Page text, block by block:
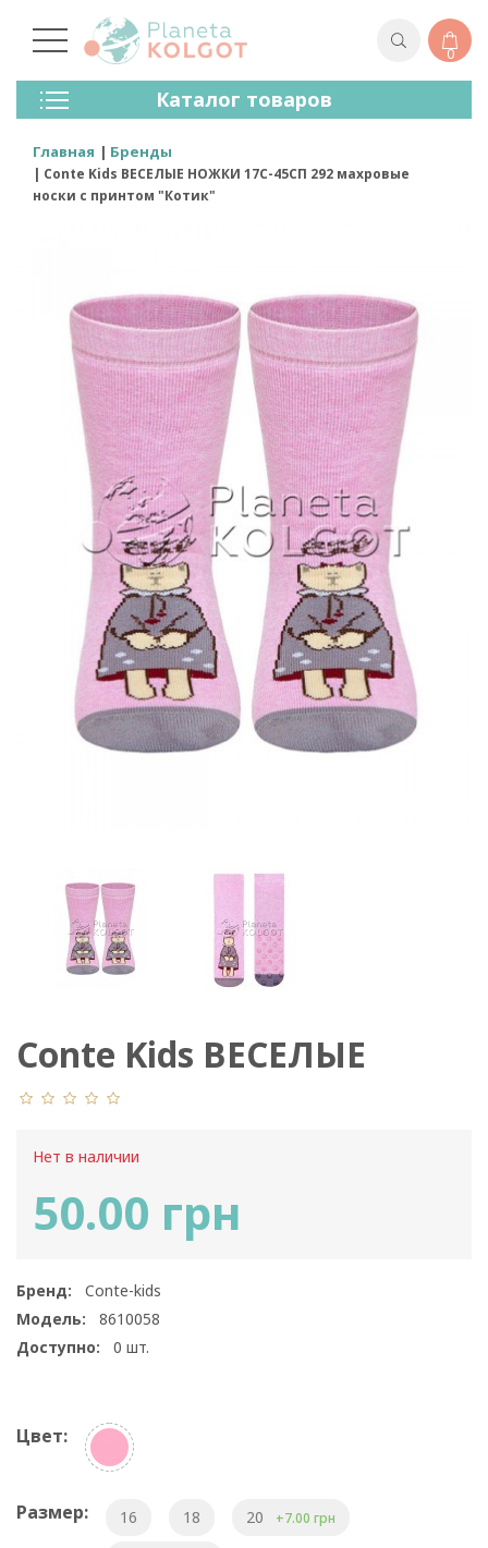
0
Каталог товаров
Колготки
Чулки
Лосины (леггинсы)
Носки И Гольфы
Бренды
Главная Бренды
Conte Kids ВЕСЕЛЫЕ НОЖКИ 17С-45СП 292 махровые
носки с принтом "Котик"
Conte Kids ВЕСЕЛЫЕ
НОЖКИ 17С-45СП 292
Нет в наличии
50.00 грн
Бренд:
Conte-kids
Модель:
8610058
Доступно:
0 шт.
Цвет:
Размер: 16 18 20 +7.00 грн